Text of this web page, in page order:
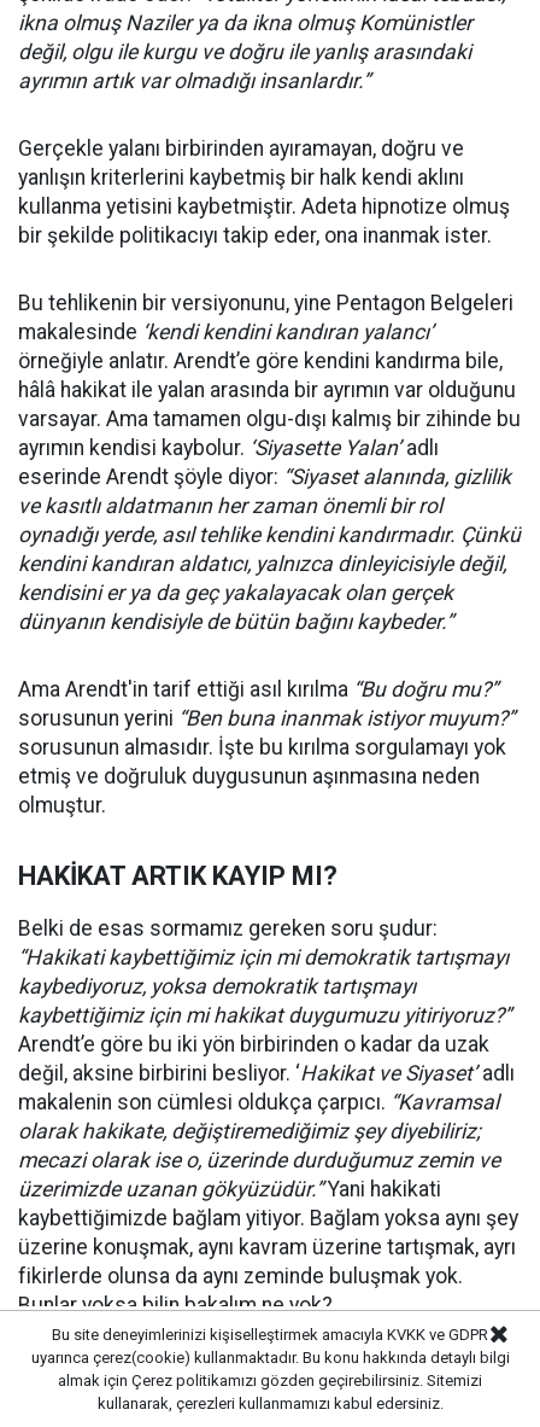
ikna olmuş Naziler ya da ikna olmuş Komünistler
değil, olgu ile kurgu ve doğru ile yanlış arasındaki
ayrımın artık var olmadığı insanlardır.”
Gerçekle yalanı birbirinden ayıramayan, doğru ve
yanlışın kriterlerini kaybetmiş bir halk kendi aklını
kullanma yetisini kaybetmiştir. Adeta hipnotize olmuş
bir şekilde politikacıyı takip eder, ona inanmak ister.
Bu tehlikenin bir versiyonunu, yine Pentagon Belgeleri
makalesinde ‘kendi kendini kandıran yalancı’
örneğiyle anlatır. Arendt’e göre kendini kandırma bile,
hâlâ hakikat ile yalan arasında bir ayrımın var olduğunu
varsayar. Ama tamamen olgu-dışı kalmış bir zihinde bu
ayrımın kendisi kaybolur. ‘Siyasette Yalan’adlı
eserinde Arendt şöyle diyor: “Siyaset alanında, gizlilik
ve kasıtlı aldatmanın her zaman önemli bir rol
oynadığı yerde, asıl tehlike kendini kandırmadır. Çünkü
kendini kandıran aldatıcı, yalnızca dinleyicisiyle değil,
kendisini er ya da geç yakalayacak olan gerçek
dünyanın kendisiyle de bütün bağını kaybeder.”
Ama Arendt'in tarif ettiği asıl kırılma “Bu doğru mu?”
sorusunun yerini “Ben buna inanmak istiyor muyum?”
sorusunun almasıdır. İşte bu kırılma sorgulamayı yok
etmiş ve doğruluk duygusunun aşınmasına neden
olmuştur.
HAKİKAT ARTIK KAYIP MI?
Belki de esas sormamız gereken soru şudur:
“Hakikati kaybettiğimiz için mi demokratik tartışmayı
kaybediyoruz, yoksa demokratik tartışmayı
kaybettiğimiz için mi hakikat duygumuzu yitiriyoruz?”
Arendt’e göre bu iki yön birbirinden o kadar da uzak
değil, aksine birbirini besliyor. ‘Hakikat ve Siyaset’adlı
makalenin son cümlesi oldukça çarpıcı. “Kavramsal
olarak hakikate, değiştiremediğimiz şey diyebiliriz;
mecazi olarak ise o, üzerinde durduğumuz zemin ve
üzerimizde uzanan gökyüzüdür.”Yani hakikati
kaybettiğimizde bağlam yitiyor. Bağlam yoksa aynı şey
üzerine konuşmak, aynı kavram üzerine tartışmak, ayrı
fikirlerde olunsa da aynı zeminde buluşmak yok.
Bunlar yoksa bilin bakalım ne yok?
Arendt’in bu son cümlesi aslında bize şunu söylüyor:
Demokrasi yalnızca insanların konuşabilmesi değildir.
Bu site deneyimlerinizi kişiselleştirmek amacıyla KVKK ve GDPR
uyarınca çerez(cookie) kullanmaktadır. Bu konu hakkında detaylı bilgi
almak için Çerez politikamızı gözden geçirebilirsiniz. Sitemizi
kullanarak, çerezleri kullanmamızı kabul edersiniz.